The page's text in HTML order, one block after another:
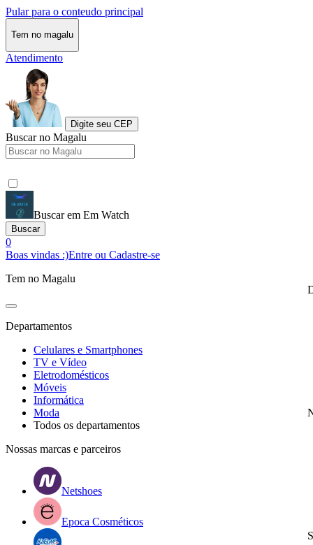
Pular para o conteudo principal
Tem no magalu
Atendimento
Digite seu CEP
Buscar no Magalu
Buscar em Em Watch
Buscar
0
Boas vindas :)Entre ou Cadastre-se
Tem no Magalu
Departamentos
Celulares e Smartphones
TV e Vídeo
Eletrodomésticos
Móveis
Informática
Moda
Todos os departamentos
Nossas marcas e parceiros
Netshoes
Epoca Cosméticos